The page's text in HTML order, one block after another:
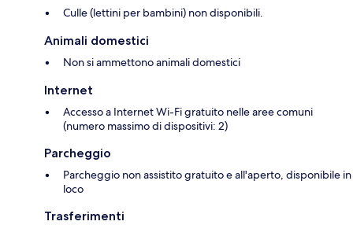
Culle (lettini per bambini) non disponibili.
Animali domestici
Non si ammettono animali domestici
Internet
Accesso a Internet Wi-Fi gratuito nelle aree comuni
(numero massimo di dispositivi: 2)
Parcheggio
Parcheggio non assistito gratuito e all'aperto, disponibile in
loco
Trasferimenti